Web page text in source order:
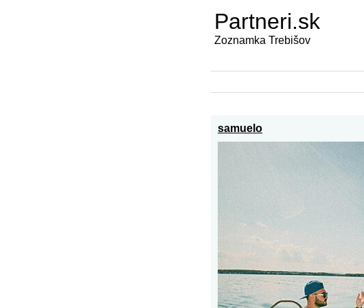
Partneri.sk
Zoznamka Trebišov
samuelo